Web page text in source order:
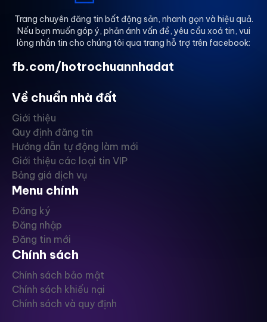
Trang chuyên đăng tin bất động sản, nhanh gọn và hiệu quả.
Nếu bạn muốn góp ý, phản ánh vấn đề, yêu cầu xoá tin, vui
lòng nhắn tin cho chúng tôi qua trang hỗ trợ trên facebook:
fb.com/hotrochuannhadat
Về chuẩn nhà đất
Giới thiệu
Quy định đăng tin
Hướng dẫn tự động làm mới
Giới thiệu các loại tin VIP
Bảng giá dịch vụ
Menu chính
Đăng ký
Đăng nhập
Đăng tin mới
Chính sách
Chính sách bảo mật
Chính sách khiếu nại
Chính sách và quy định